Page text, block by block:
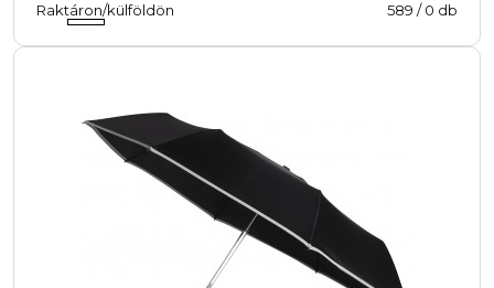
Raktáron/külföldön
589 /0 db